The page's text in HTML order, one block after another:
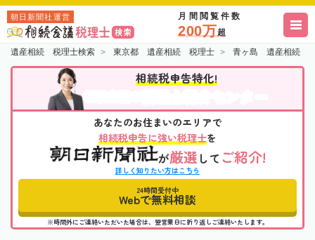
朝日新聞社運営 月間閲覧件数
200万超
遺産相続 税理士検索 東京都 遺産相続 税理士 青ヶ島 遺産相続
相続税申告特化!
あなたのお住まいのエリアで
相続税申告に強い税理士を
が厳選 して ご紹介!
詳しく知りたい方はこちら
24時間受付中
Webで無料相談
※時間外にご連絡いただいた場合は、翌営業日に折り返しご連絡いたします。